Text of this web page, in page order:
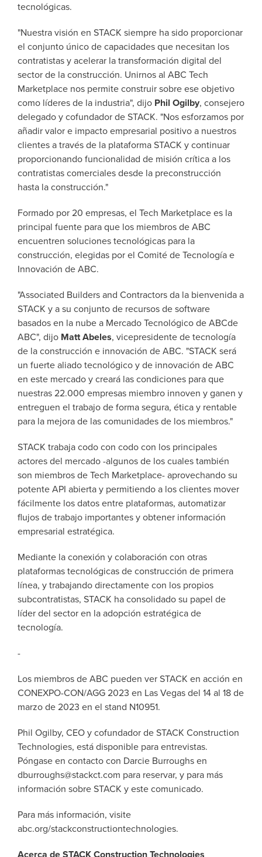
tecnológicas.
"Nuestra visión en STACK siempre ha sido proporcionar
el conjunto único de capacidades que necesitan los
contratistas y acelerar la transformación digital del
sector de la construcción. Unirnos al ABC Tech
Marketplace nos permite construir sobre ese objetivo
como líderes de la industria", dijo Phil Ogilby, consejero
delegado y cofundador de STACK. "Nos esforzamos por
añadir valor e impacto empresarial positivo a nuestros
clientes a través de la plataforma STACK y continuar
proporcionando funcionalidad de misión crítica a los
contratistas comerciales desde la preconstrucción
hasta la construcción."
Formado por 20 empresas, el Tech Marketplace es la
principal fuente para que los miembros de ABC
encuentren soluciones tecnológicas para la
construcción, elegidas por el Comité de Tecnología e
Innovación de ABC.
"Associated Builders and Contractors da la bienvenida a
STACK y a su conjunto de recursos de software
basados en la nube a Mercado Tecnológico de ABCde
ABC", dijo Matt Abeles, vicepresidente de tecnología
de la construcción e innovación de ABC. "STACK será
un fuerte aliado tecnológico y de innovación de ABC
en este mercado y creará las condiciones para que
nuestras 22.000 empresas miembro innoven y ganen y
entreguen el trabajo de forma segura, ética y rentable
para la mejora de las comunidades de los miembros."
STACK trabaja codo con codo con los principales
actores del mercado -algunos de los cuales también
son miembros de Tech Marketplace- aprovechando su
potente API abierta y permitiendo a los clientes mover
fácilmente los datos entre plataformas, automatizar
flujos de trabajo importantes y obtener información
empresarial estratégica.
Mediante la conexión y colaboración con otras
plataformas tecnológicas de construcción de primera
línea, y trabajando directamente con los propios
subcontratistas, STACK ha consolidado su papel de
líder del sector en la adopción estratégica de
tecnología.
-
Los miembros de ABC pueden ver STACK en acción en
CONEXPO-CON/AGG 2023 en Las Vegas del 14 al 18 de
marzo de 2023 en el stand N10951.
Phil Ogilby, CEO y cofundador de STACK Construction
Technologies, está disponible para entrevistas.
Póngase en contacto con Darcie Burroughs en
dburroughs@stackct.com para reservar, y para más
información sobre STACK y este comunicado.
Para más información, visite
abc.org/stackconstructiontechnologies.